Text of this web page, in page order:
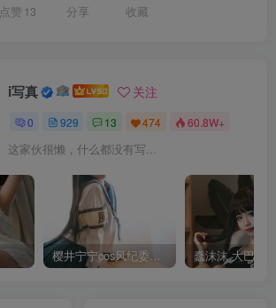
点赞 13 分享 收藏
i写真 关注
0 929 13 474 60.8W+
这家伙很懒，什么都没有写...
樱井宁宁cos风纪委员写真套图